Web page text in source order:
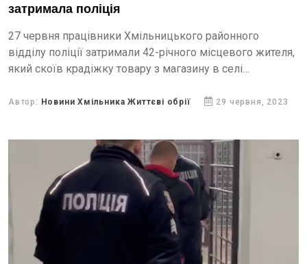
затримала поліція
27 червня працівники Хмільницького районного
відділу поліції затримали 42-річного місцевого жителя,
який скоїв крадіжку товару з магазину в селі
позбавлення волі.
Автор: Новини Хмільника Життєві обрії 29 червня, 2023